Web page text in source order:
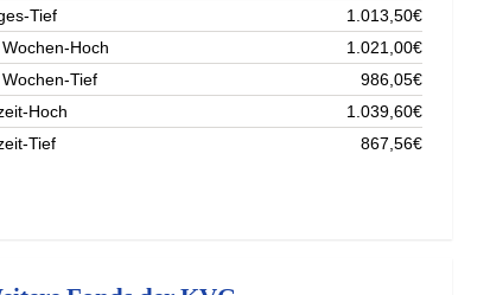
Tief
1.013,50€
Hoch
1.021,00€
Tief
986,05€
Hoch
1.039,60€
Tief
867,56€